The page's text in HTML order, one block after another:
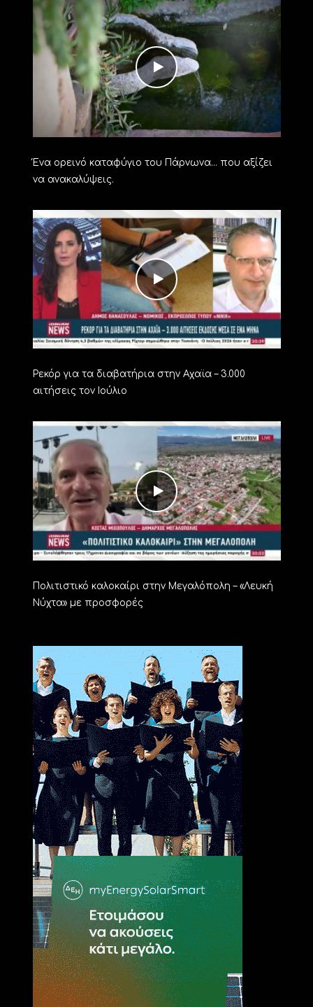
Ένα ορεινό καταφύγιο του Πάρνωνα… που αξίζει
να ανακαλύψεις.
Ρεκόρ για τα διαβατήρια στην Αχαϊα – 3.000
αιτήσεις τον Ιούλιο
Πολιτιστικό καλοκαίρι στην Μεγαλόπολη – «Λευκή
Νύχτα» με προσφορές